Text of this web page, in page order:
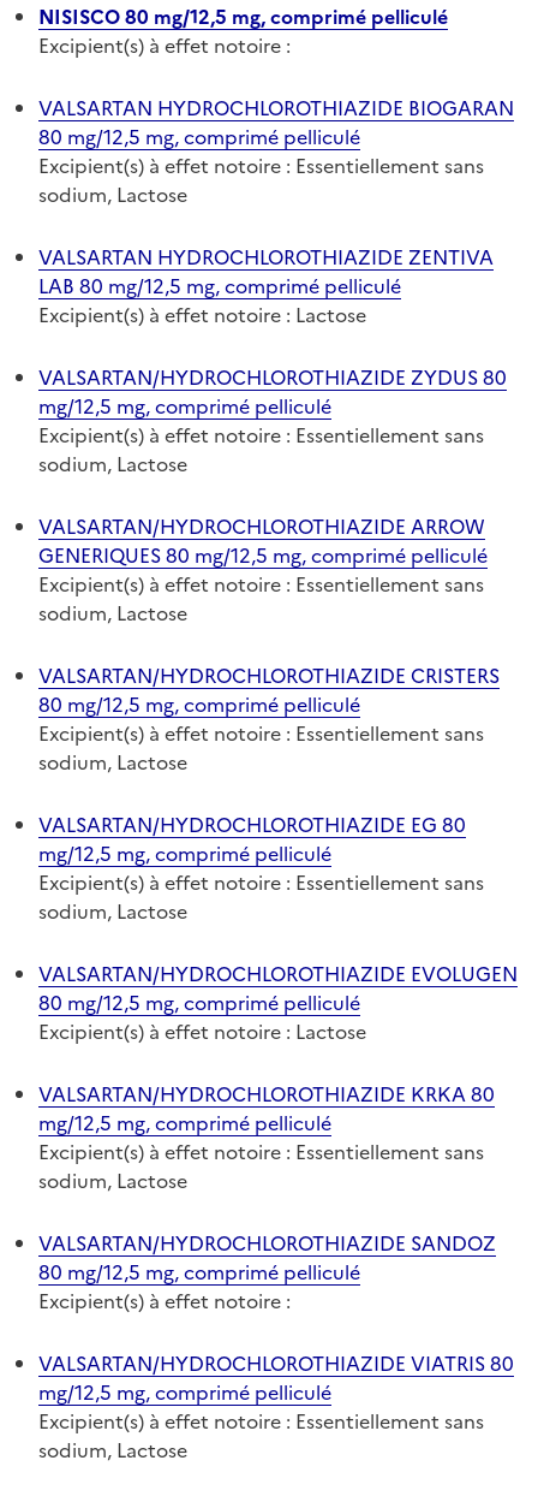
NISISCO 80 mg/12,5 mg, comprimé pelliculé
Excipient(s) à effet notoire :
VALSARTAN HYDROCHLOROTHIAZIDE BIOGARAN
80 mg/12,5 mg, comprimé pelliculé
Excipient(s) à effet notoire : Essentiellement sans
sodium, Lactose
VALSARTAN HYDROCHLOROTHIAZIDE ZENTIVA
LAB 80 mg/12,5 mg, comprimé pelliculé
Excipient(s) à effet notoire : Lactose
VALSARTAN/HYDROCHLOROTHIAZIDE ZYDUS 80
mg/12,5 mg, comprimé pelliculé
Excipient(s) à effet notoire : Essentiellement sans
sodium, Lactose
VALSARTAN/HYDROCHLOROTHIAZIDE ARROW
GENERIQUES 80 mg/12,5 mg, comprimé pelliculé
Excipient(s) à effet notoire : Essentiellement sans
sodium, Lactose
VALSARTAN/HYDROCHLOROTHIAZIDE CRISTERS
80 mg/12,5 mg, comprimé pelliculé
Excipient(s) à effet notoire : Essentiellement sans
sodium, Lactose
VALSARTAN/HYDROCHLOROTHIAZIDE EG 80
mg/12,5 mg, comprimé pelliculé
Excipient(s) à effet notoire : Essentiellement sans
sodium, Lactose
VALSARTAN/HYDROCHLOROTHIAZIDE EVOLUGEN
80 mg/12,5 mg, comprimé pelliculé
Excipient(s) à effet notoire : Lactose
VALSARTAN/HYDROCHLOROTHIAZIDE KRKA 80
mg/12,5 mg, comprimé pelliculé
Excipient(s) à effet notoire : Essentiellement sans
sodium, Lactose
VALSARTAN/HYDROCHLOROTHIAZIDE SANDOZ
80 mg/12,5 mg, comprimé pelliculé
Excipient(s) à effet notoire :
VALSARTAN/HYDROCHLOROTHIAZIDE VIATRIS 80
mg/12,5 mg, comprimé pelliculé
Excipient(s) à effet notoire : Essentiellement sans
sodium, Lactose